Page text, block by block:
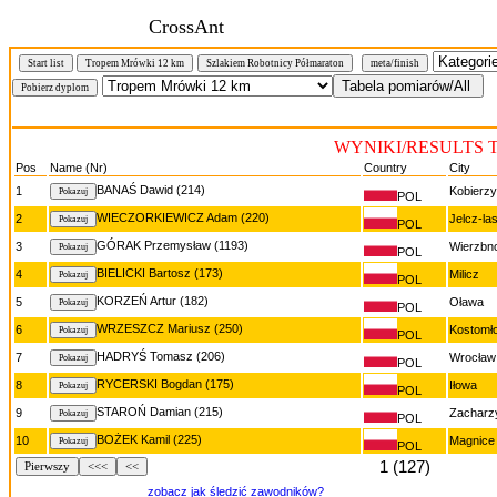
CrossAnt
Start list Tropem Mrówki 12 km Szlakiem Robotnicy Półmaraton meta/finish
WYNIKI/RESULTS
Pos Name (Nr) Country
City
1
BANAŚ Dawid (214) POL
2 WIECZORKIEWICZ Adam (220) POL Jelcz-
3 GÓRAK Przemysław (1193) POL
4 BIELICKI Bartosz (173) POL Milicz
5 KORZEŃ Artur (182) POL Oława
6 WRZESZCZ Mariusz (250) POL
7 HADRYŚ Tomasz (206) POL Wrocław
8 RYCERSKI Bogdan (175) POL Iłowa
9 STAROŃ Damian (215) POL
10 BOŻEK Kamil (225) POL Magnice
Pierwszy <<< << 1 (127)
zobacz jak śledzić zawodników?